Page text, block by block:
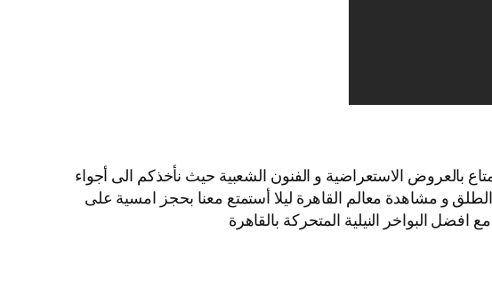
بالعروض الاستعراضية و الفنون الشعبية حيث نأخذكم الى أجواء
و مشاهدة معالم القاهرة ليلا أستمتع معنا بحجز امسية على
البواخر النيلية المتحركة بالقاهرة